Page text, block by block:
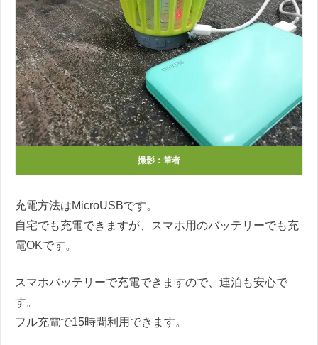
撮影：筆者
充電方法はMicroUSBです。
自宅でも充電できますが、スマホ用のバッテリーでも充
電OKです。
スマホバッテリーで充電できますので、連泊も安心で
す。
フル充電で15時間利用できます。